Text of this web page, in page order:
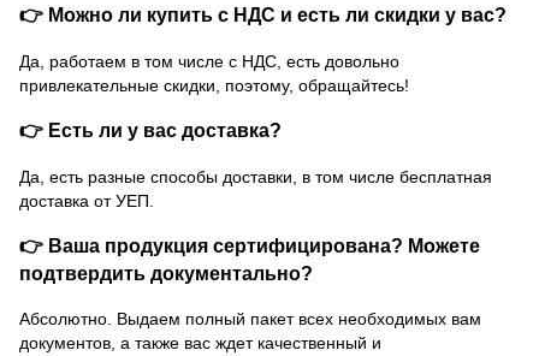
👉 Можно ли купить с НДС и есть ли скидки у вас?
Да, работаем в том числе с НДС, есть довольно
привлекательные скидки, поэтому, обращайтесь!
👉 Есть ли у вас доставка?
Да, есть разные способы доставки, в том числе бесплатная
доставка от УЕП.
👉 Ваша продукция сертифицирована? Можете
подтвердить документально?
Абсолютно. Выдаем полный пакет всех необходимых вам
документов, а также вас ждет качественный и